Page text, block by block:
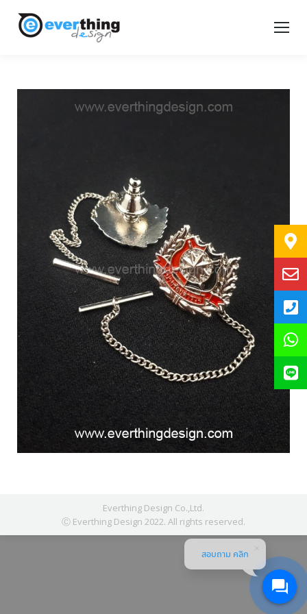
Everthing Design Co.,Ltd.
Ⓒ Everthing Design 2022. All rights reserved.
สอบถาม คลิก